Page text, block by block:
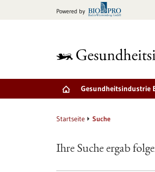
Powered by
Gesundheitsindustrie
Startseite Suche
Ihre Suche ergab